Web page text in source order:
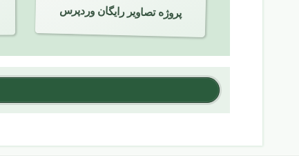
پروژه تصاویر رایگان وردپرس